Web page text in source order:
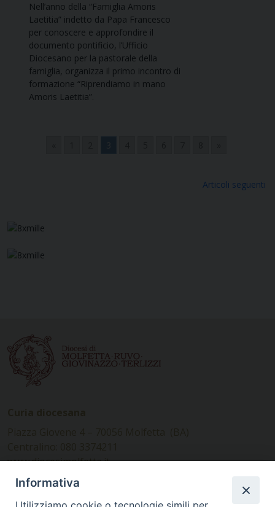
Nell’anno della “Famiglia Amoris
Laetitia” indetto da Papa Francesco
per conoscere e approfondire il
documento pontificio, l’Ufficio
Diocesano per la pastorale della
famiglia, organizza il primo incontro di
formazione “Riprendiamo in mano
Amoris Laetitia”.
3
Articoli seguenti
www.diocesimolfetta.it –
diocesimolfetta@pec.chiesacattolica.it
Informativa